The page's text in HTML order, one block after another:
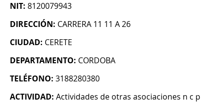
NIT: 8120079943
DIRECCIÓN: CARRERA 11 11 A 26
CIUDAD: CERETE
DEPARTAMENTO: CORDOBA
TELÉFONO: 3188280380
ACTIVIDAD: Actividades de otras asociaciones n c p